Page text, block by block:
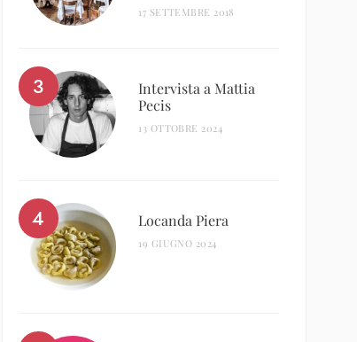
17 SETTEMBRE 2018
Intervista a Mattia
Pecis
13 OTTOBRE 2024
Locanda Piera
19 GIUGNO 2024